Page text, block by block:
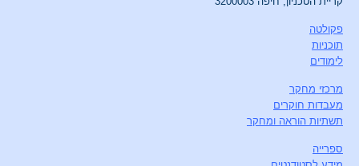
פקולטה
תוכניות
לימודים
מרכזי מחקר
מעבדות חוקרים
תשתיות הוראה ומחקר
ספרייה